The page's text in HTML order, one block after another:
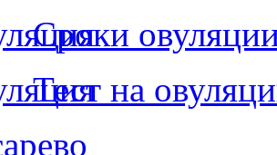
Сроки
Тест на